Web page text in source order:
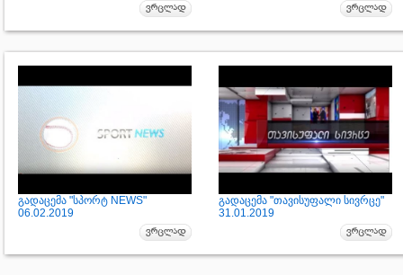
გადაცემა "სპორტ NEWS"
06.02.2019
გადაცემა "თავისუფალი სივრცე"
31.01.2019